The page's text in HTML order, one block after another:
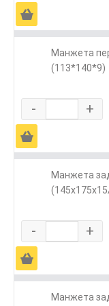
Ä
Манжета
(113*140*9)
- +
Ä
Манжета
- +
Ä
Манжета